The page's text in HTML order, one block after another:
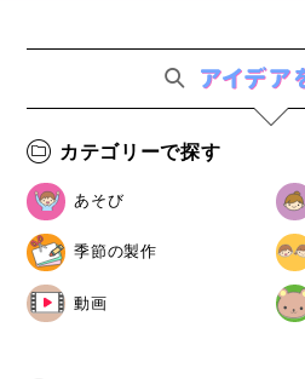
カテゴリーで探す
あそび
季節の製作
動画